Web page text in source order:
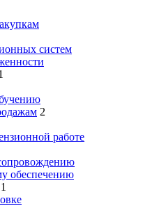
систем
2
работе
обеспечению
1